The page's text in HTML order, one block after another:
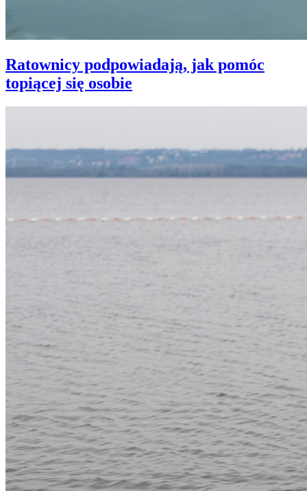
Ratownicy podpowiadają, jak pomóc
topiącej się osobie